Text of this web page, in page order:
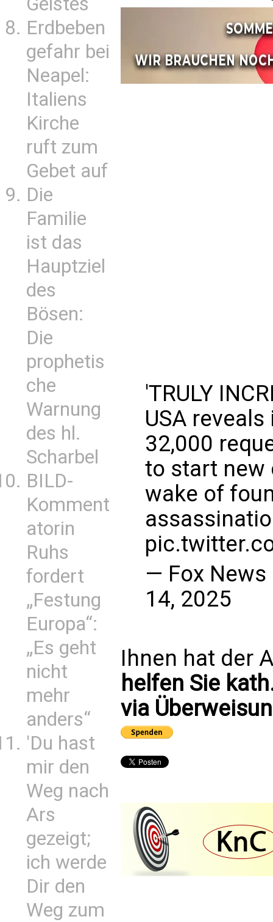
Erdbeben
gefahr bei
Neapel:
Italiens
Kirche
ruft zum
Gebet auf
Die
Familie
ist das
Hauptziel
des
Bösen:
Die
prophetis
che
Warnung
des hl.
Scharbel
BILD-
Komment
atorin
Ruhs
fordert
„Festung
Europa“:
„Es geht
nicht
mehr
anders“
'Du hast
mir den
Weg nach
Ars
gezeigt;
ich werde
Dir den
Weg zum
'TRULY
USA
32,000
to start new
wake of
— Fox
14, 2025
Ihnen hat der
helfen Sie
via